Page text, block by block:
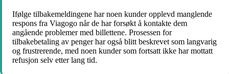
Ifølge tilbakemeldingene har noen kunder opplevd manglende
respons fra Viagogo når de har forsøkt å kontakte dem
angående problemer med billettene. Prosessen for
tilbakebetaling av penger har også blitt beskrevet som langvarig
og frustrerende, med noen kunder som fortsatt ikke har mottatt
refusjon selv etter lang tid.